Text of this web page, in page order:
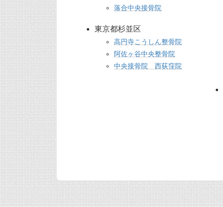
落合中央接骨院
東京都杉並区
高円寺こうしん整骨院
阿佐ヶ谷中央整骨院
中央接骨院 西荻窪院